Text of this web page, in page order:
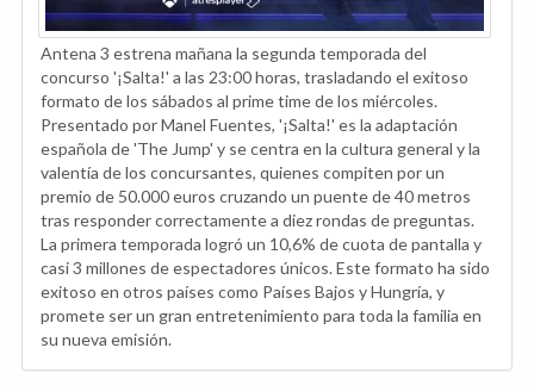
Antena 3 estrena mañana la segunda temporada del
concurso '¡Salta!' a las 23:00 horas, trasladando el exitoso
formato de los sábados al prime time de los miércoles.
Presentado por Manel Fuentes, '¡Salta!' es la adaptación
española de 'The Jump' y se centra en la cultura general y la
valentía de los concursantes, quienes compiten por un
premio de 50.000 euros cruzando un puente de 40 metros
tras responder correctamente a diez rondas de preguntas.
La primera temporada logró un 10,6% de cuota de pantalla y
casi 3 millones de espectadores únicos. Este formato ha sido
exitoso en otros países como Países Bajos y Hungría, y
promete ser un gran entretenimiento para toda la familia en
su nueva emisión.